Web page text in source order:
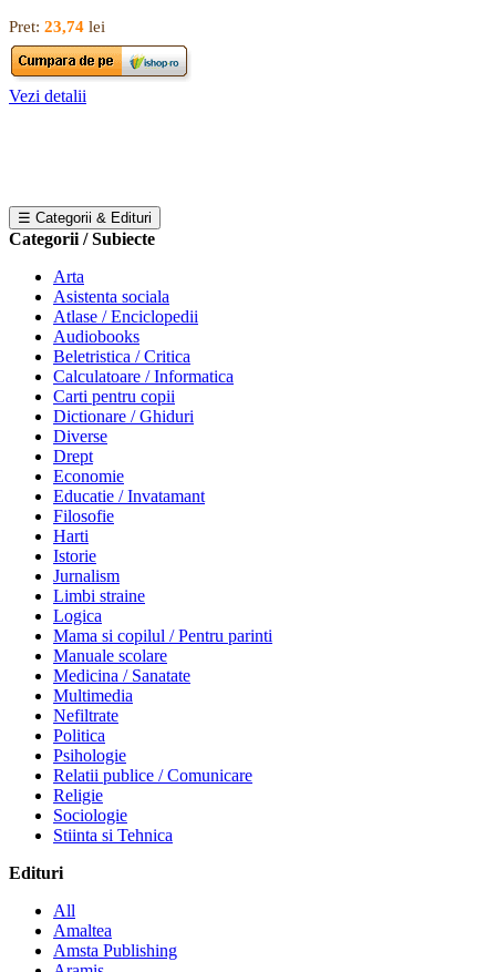
Pret: 23,74 lei
Vezi detalii
☰ Categorii & Edituri
Categorii / Subiecte
Arta
Asistenta sociala
Atlase / Enciclopedii
Audiobooks
Beletristica / Critica
Calculatoare / Informatica
Carti pentru copii
Dictionare / Ghiduri
Diverse
Drept
Economie
Educatie / Invatamant
Filosofie
Harti
Istorie
Jurnalism
Limbi straine
Logica
Mama si copilul / Pentru parinti
Manuale scolare
Medicina / Sanatate
Multimedia
Nefiltrate
Politica
Psihologie
Relatii publice / Comunicare
Religie
Sociologie
Stiinta si Tehnica
Edituri
All
Amaltea
Amsta Publishing